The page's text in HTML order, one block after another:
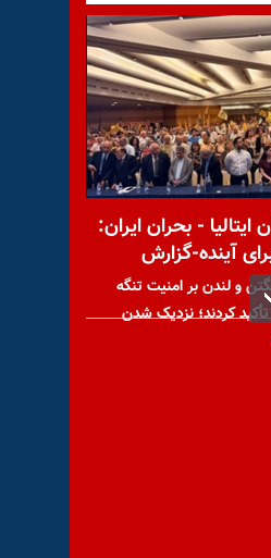
میز کتاب توسط
سازمان مجاهدین در
یاد شهیدان قیام
و لندن بر امنیت تنگه
کردند؛ نزدیک شدن
ایتالیا - بحران ایران:
آینده-گزارش